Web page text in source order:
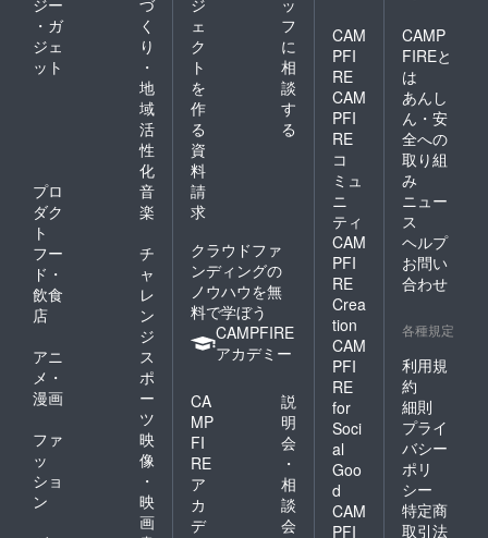
ジー
・ガ
ジェ
ット
づ
く
り
・
地
域
活
性
化
プロ
ダク
ト
音
楽
フー
ド・
飲食
店
チ
ャ
レ
ン
ジ
アニ
メ・
漫画
ス
ポ
ー
ツ
ファ
ッ
ショ
ン
映
像
・
映
画
ジ
ェ
ク
ト
を
作
る
ッ
フ
に
相
談
す
る
資
料
請
求
クラウドファ
ンディングの
ノウハウを無
料で学ぼう
CAMPFIRE
アカデミー
CA
MP
FI
RE
ア
カ
デ
説
明
会
・
相
談
会
CAM
PFI
RE
CAM
PFI
RE
コ
ミュ
ニ
ティ
CAM
PFI
RE
Crea
tion
CAM
PFI
RE
for
Soci
al
Goo
d
CAM
PFI
CAMP
FIREと
は
あんし
ん・安
全への
取り組
み
ニュー
ス
ヘルプ
お問い
合わせ
各種規定
利用規
約
細則
プライ
バシー
ポリ
シー
特定商
取引法